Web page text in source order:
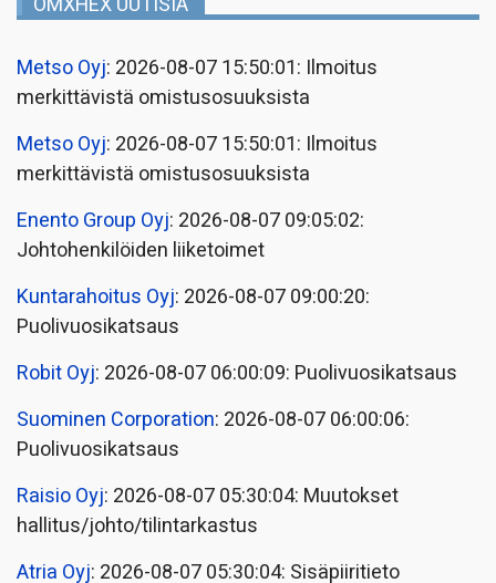
Metso Oyj: 2026-08-07 15:50:01: Ilmoitus
merkittävistä omistusosuuksista
Metso Oyj: 2026-08-07 15:50:01: Ilmoitus
merkittävistä omistusosuuksista
Enento Group Oyj: 2026-08-07 09:05:02:
Johtohenkilöiden liiketoimet
Kuntarahoitus Oyj: 2026-08-07 09:00:20:
Puolivuosikatsaus
Robit Oyj: 2026-08-07 06:00:09: Puolivuosikatsaus
Suominen Corporation: 2026-08-07 06:00:06:
Puolivuosikatsaus
Raisio Oyj: 2026-08-07 05:30:04: Muutokset
hallitus/johto/tilintarkastus
Atria Oyj: 2026-08-07 05:30:04: Sisäpiiritieto